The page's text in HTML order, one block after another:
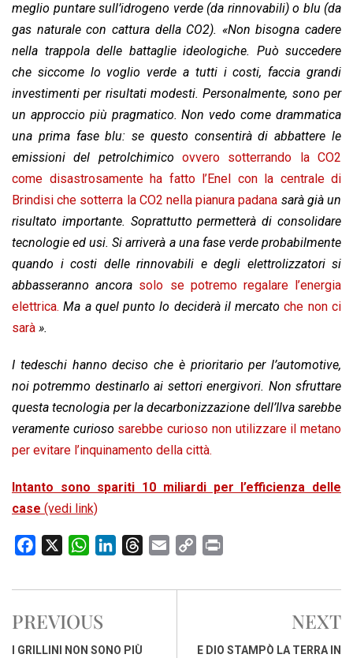
meglio puntare sull’idrogeno verde (da rinnovabili) o blu (da
gas naturale con cattura della CO2). «Non bisogna cadere
nella trappola delle battaglie ideologiche. Può succedere
che siccome lo voglio verde a tutti i costi, faccia grandi
investimenti per risultati modesti. Personalmente, sono per
un approccio più pragmatico. Non vedo come drammatica
una prima fase blu: se questo consentirà di abbattere le
emissioni del petrolchimico ovvero sotterrando la CO2
come disastrosamente ha fatto l’Enel con la centrale di
Brindisi che sotterra la CO2 nella pianura padana sarà già un
risultato importante. Soprattutto permetterà di consolidare
tecnologie ed usi. Si arriverà a una fase verde probabilmente
quando i costi delle rinnovabili e degli elettrolizzatori si
abbasseranno ancora solo se potremo regalarel’energia
elettrica. Ma a quel punto lo deciderà il mercatoche non ci
sarà ».
I tedeschi hanno deciso che è prioritario per l’automotive,
noi potremmo destinarlo ai settori energivori. Non sfruttare
questa tecnologia per la decarbonizzazione dell’Ilva sarebbe
veramente curioso sarebbe curioso non utilizzare il metano
per evitare l’inquinamento della città.
Intanto sono spariti 10 miliardi per l’efficienza delle
case (vedi link)
c
b
o
W
a
s
A
n
d
r
a
p
i
i
PREVIOUS
I GRILLINI NON SONO PIÙ
NEXT
E DIO STAMPÒ LA TERRA IN